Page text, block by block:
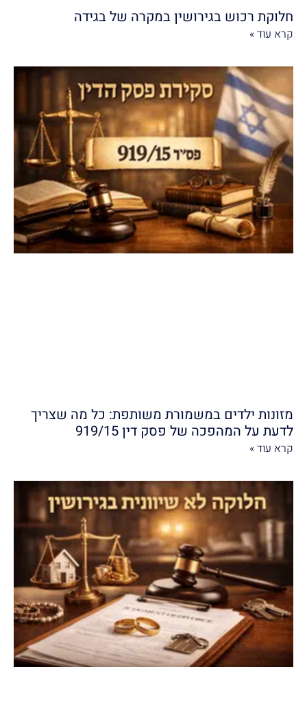
חלוקת רכוש בגירושין במקרה של בגידה
קרא עוד »
מזונות ילדים במשמורת משותפת: כל מה שצריך
לדעת על המהפכה של פסק דין 919/15
קרא עוד »